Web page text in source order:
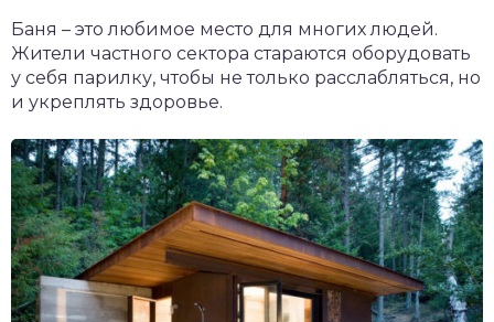
Баня – это любимое место для многих людей.
Жители частного сектора стараются оборудовать
у себя парилку, чтобы не только расслабляться, но
и укреплять здоровье.
крыши и кровли
и уход